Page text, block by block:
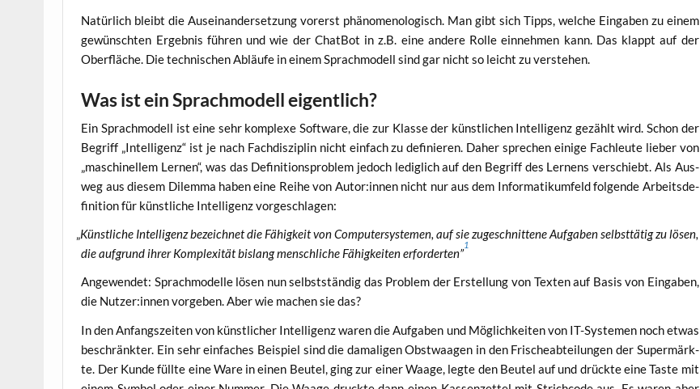
Natür­lich bleibt die Aus­ein­an­der­set­zung vor­erst phä­no­me­no­lo­gisch. Man gibt sich Tipps, wel­che Ein­ga­ben zu einem
gewünsch­ten Ergeb­nis füh­ren und wie der Chat­Bot in z.B. eine ande­re Rol­le ein­neh­men kann. Das klappt auf der
Ober­flä­che. Die tech­ni­schen Abläu­fe in einem Sprach­mo­dell sind gar nicht so leicht zu verstehen.
Was ist ein Sprachmodell eigentlich?
Ein Sprach­mo­dell ist eine sehr kom­ple­xe Soft­ware, die zur Klas­se der künst­li­chen Intel­li­genz gezählt wird. Schon der
Begriff „Intel­li­genz“ ist je nach Fach­dis­zi­plin nicht ein­fach zu defi­nie­ren. Daher spre­chen eini­ge Fach­leu­te lie­ber von
„maschi­nel­lem Ler­nen“, was das Defi­ni­ti­ons­pro­blem jedoch ledig­lich auf den Begriff des Ler­nens ver­schiebt. Als Aus­
weg aus die­sem Dilem­ma haben eine Rei­he von Autor:innen nicht nur aus dem Infor­ma­tik­um­feld fol­gen­de Arbeits­de­
fi­ni­ti­on für künst­li­che Intel­li­genz vorgeschlagen:
„Künst­li­che Intel­li­genz bezeich­net die Fähig­keit von Com­pu­ter­sys­te­men, auf sie zuge­schnit­te­ne Auf­ga­ben selbst­tä­tig zu lösen,
die auf­grund ihrer Kom­ple­xi­tät bis­lang mensch­li­che Fähig­kei­ten erfor­der­ten”
1
Ange­wen­det: Sprach­mo­del­le lösen nun selbst­stän­dig das Pro­blem der Erstel­lung von Tex­ten auf Basis von Ein­ga­ben,
die Nutzer:innen vor­ge­ben. Aber wie machen sie das?
In den Anfangs­zei­ten von künst­li­cher Intel­li­genz waren die Auf­ga­ben und Mög­lich­kei­ten von IT-Sys­te­men noch etwas
beschränk­ter. Ein sehr ein­fa­ches Bei­spiel sind die dama­li­gen Obst­waa­gen in den Fri­sche­ab­tei­lun­gen der Super­märk­
te. Der Kun­de füll­te eine Ware in einen Beu­tel, ging zur einer Waa­ge, leg­te den Beu­tel auf und drück­te eine Tas­te mit